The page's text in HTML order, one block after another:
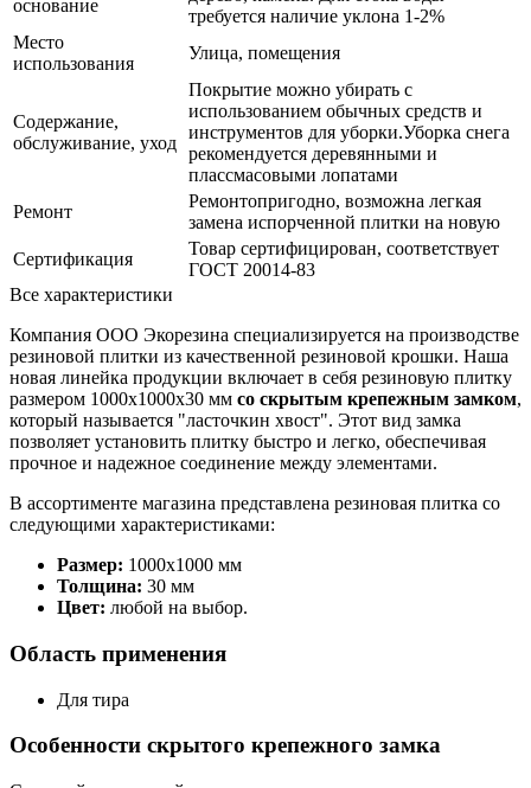
основание
требуется наличие уклона 1-2%
Место
использования
Улица, помещения
Содержание,
обслуживание, уход
Покрытие можно убирать с
использованием обычных средств и
инструментов для уборки.Уборка снега
рекомендуется деревянными и
плассмасовыми лопатами
Ремонт
Ремонтопригодно, возможна легкая
замена испорченной плитки на новую
Сертификация
Товар сертифицирован, соответствует
ГОСТ 20014-83
Все характеристики
Компания ООО Экорезина специализируется на производстве
резиновой плитки из качественной резиновой крошки. Наша
новая линейка продукции включает в себя резиновую плитку
размером 1000x1000x30 мм со скрытым крепежным замком,
который называется "ласточкин хвост". Этот вид замка
позволяет установить плитку быстро и легко, обеспечивая
прочное и надежное соединение между элементами.
В ассортименте магазина представлена резиновая плитка со
следующими характеристиками:
Размер: 1000х1000 мм
Толщина: 30 мм
Цвет: любой на выбор.
Область применения
Для тира
Особенности скрытого крепежного замка